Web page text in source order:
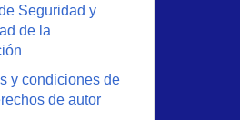
Seguridad y
de la
y condiciones de
de autor